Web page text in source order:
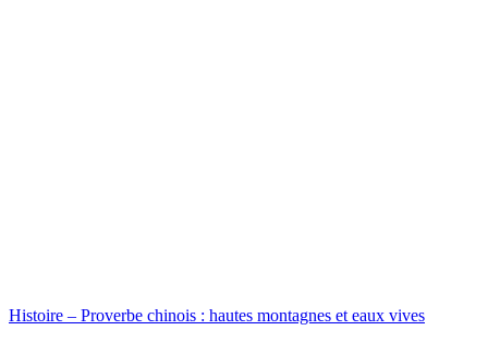
Histoire – Proverbe chinois : hautes montagnes et eaux vives